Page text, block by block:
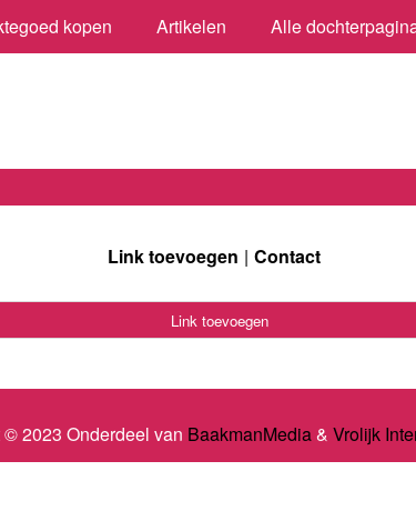
kopen Artikelen Alle
Link toevoegen Contact
Link toevoegen
2023 Onderdeel van BaakmanMedia& Vrolijk